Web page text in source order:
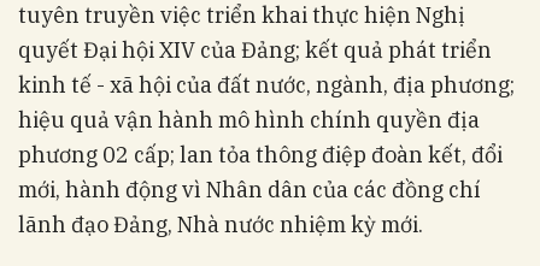
tuyên truyền việc triển khai thực hiện Nghị
quyết Đại hội XIV của Đảng; kết quả phát triển
kinh tế - xã hội của đất nước, ngành, địa phương;
hiệu quả vận hành mô hình chính quyền địa
phương 02 cấp; lan tỏa thông điệp đoàn kết, đổi
mới, hành động vì Nhân dân của các đồng chí
lãnh đạo Đảng, Nhà nước nhiệm kỳ mới.